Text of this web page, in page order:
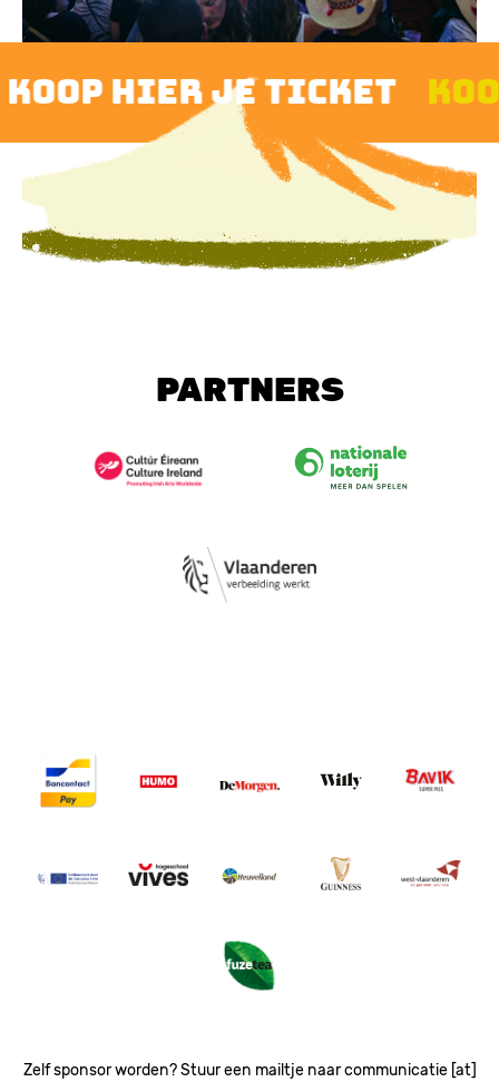
hier je ticket
PARTNERS
Image Image
Image
Image
Image Image Image Image
Image Image Image Image Image
Image
Zelf sponsor worden? Stuur een mailtje naar communicatie [at]